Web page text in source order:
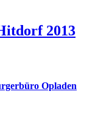
2013
Opladen